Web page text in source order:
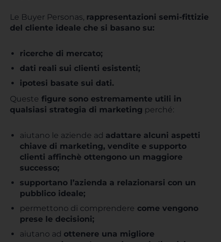
Le Buyer Personas, rappresentazioni semi-fittizie
del cliente ideale che si basano su:
ricerche di mercato;
dati reali sui clienti esistenti;
ipotesi basate sui dati.
Queste figure sono estremamente utili in
qualsiasi strategia di marketing perché:
aiutano le aziende ad adattare alcuni aspetti
chiave di marketing, vendite e supporto
clienti affinchè ottengono un maggiore
successo;
supportano l’azienda a relazionarsi con un
pubblico ideale;
permettono di comprendere come vengono
prese le decisioni;
aiutano ad ottenere una migliore